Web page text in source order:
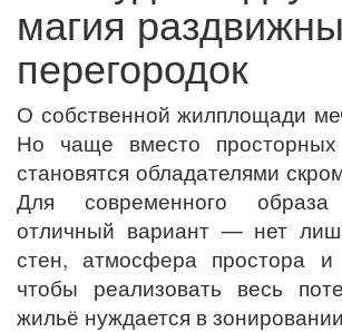
магия
перегородок
О собственной жилплощади
Но чаще вместо
становятся обладателями
Для современного
отличный вариант — нет
стен, атмосфера простора
чтобы реализовать весь
жильё нуждается в